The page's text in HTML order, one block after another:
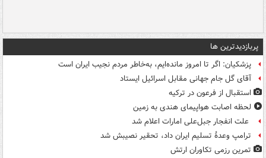
پربازدیدترین ها
پزشکیان: اگر تا امروز مانده‌ایم، به‌خاطر مردم نجیب ایران است
آقای گل جام جهانی مقابل اسرائیل ایستاد
استقبال از فرعون در ترکیه
لحظه اصابت هواپیمای هندی به زمین
علت انفجار جبل‌علی امارات اعلام شد
ترامپ وعدۀ تسلیم ایران داد، تحقیر نصیبش شد
تمرین رزمی تکاوران ارتش